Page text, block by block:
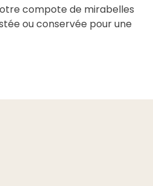
compote de mirabelles
ou conservée pour une